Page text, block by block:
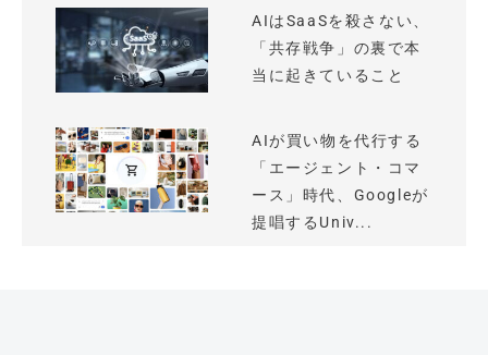
AIはSaaSを殺さない、
「共存戦争」の裏で本
当に起きていること
AIが買い物を代行する
「エージェント・コマ
ース」時代、Googleが
提唱するUniv...